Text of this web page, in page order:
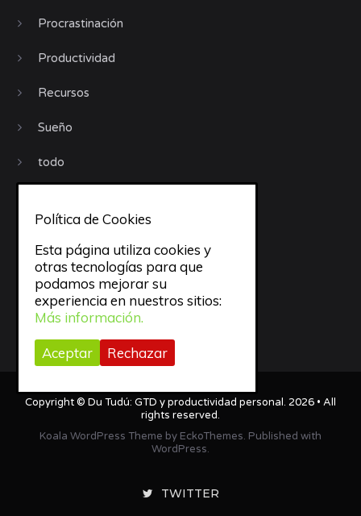
Procrastinación
Productividad
Recursos
Sueño
todo
Uncategorized
Video
Copyright © Du Tudú: GTD y productividad personal. 2026 • All
rights reserved.
Koala WordPress Theme by EckoThemes. Published with
WordPress.
TWITTER
Política de Cookies
Esta página utiliza cookies y
otras tecnologías para que
podamos mejorar su
experiencia en nuestros sitios:
Más información.
Aceptar Rechazar